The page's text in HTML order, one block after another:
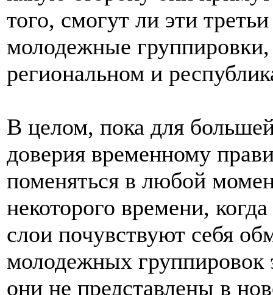
того, смогут ли эти
молодежные группировки,
региональном и
В целом, пока для
доверия временному
поменяться в любой
некоторого времени,
слои почувствуют себя
молодежных группировок
они не представлены в